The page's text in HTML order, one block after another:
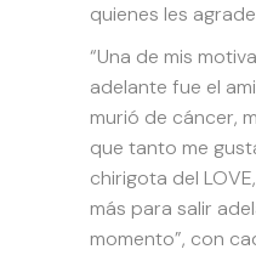
quienes les
“Una de mis
adelante fue el
murió de cáncer,
que tanto me
chirigota del
más para salir
momento”, con